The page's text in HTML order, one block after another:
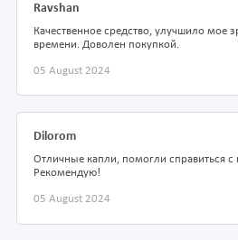
Ravshan
Качественное средство, улучшило мое
времени. Доволен покупкой.
05 August 2024
Dilorom
Отличные капли, помогли справиться
Рекомендую!
05 August 2024